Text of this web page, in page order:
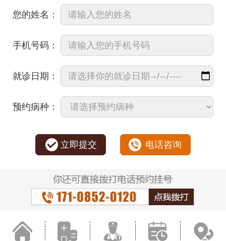
您的姓名：
手机号码：
就诊日期：
预约病种：
立即提交 电话咨询